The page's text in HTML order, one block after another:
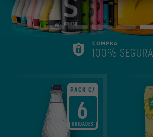
ALCOÓLICOS
NÃO
COMPRA
100% SEGURA
PACK C/
6
UNIDADES